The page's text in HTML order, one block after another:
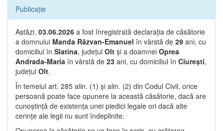
Publicație
Astăzi, 03.06.2026 a fost înregistrată declarația de căsătorie
a domnului Manda Răzvan-Emanuel în vârstă de 29 ani, cu
domiciliul în Slatina, județul Olt și a doamnei Oprea
Andrada-Maria în vârstă de 23 ani, cu domiciliul în Ciurești,
județul Olt.
În temeiul art. 285 alin. (1) și alin. (2) din Codul Civil, orice
persoană poate face opunere la această căsătorie, dacă are
cunoștință de existența unei piedici legale ori dacă alte
cerințe ale legii nu sunt îndeplinite.